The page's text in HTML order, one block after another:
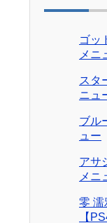
ゴッ
メニ
スタ
ニュ
ブル
ュー
アサ
メニ
零 濡
【